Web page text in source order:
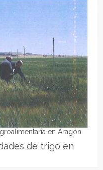
en Aragón
de trigo en